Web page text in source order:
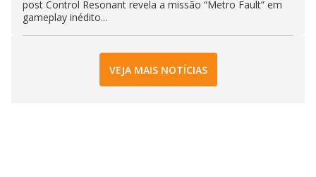
post Control Resonant revela a missão “Metro Fault” em
gameplay inédito...
VEJA MAIS NOTÍCIAS